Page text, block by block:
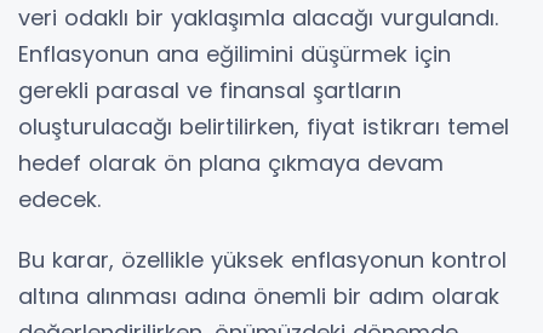
veri odaklı bir yaklaşımla alacağı vurgulandı.
Enflasyonun ana eğilimini düşürmek için
gerekli parasal ve finansal şartların
oluşturulacağı belirtilirken, fiyat istikrarı temel
hedef olarak ön plana çıkmaya devam
edecek.
Bu karar, özellikle yüksek enflasyonun kontrol
altına alınması adına önemli bir adım olarak